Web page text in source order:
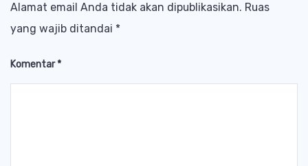
Alamat email Anda tidak akan dipublikasikan. Ruas
yang wajib ditandai *
Komentar*